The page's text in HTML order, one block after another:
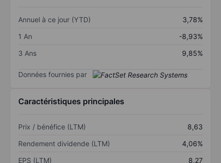
Annuel à ce jour (YTD)
3,78%
1 An
-8,93%
3 Ans
9,85%
Données fournies par
Caractéristiques principales
Prix / bénéfice (LTM)
8,63
Rendement dividende (LTM)
4,06%
EPS (LTM)
8,27